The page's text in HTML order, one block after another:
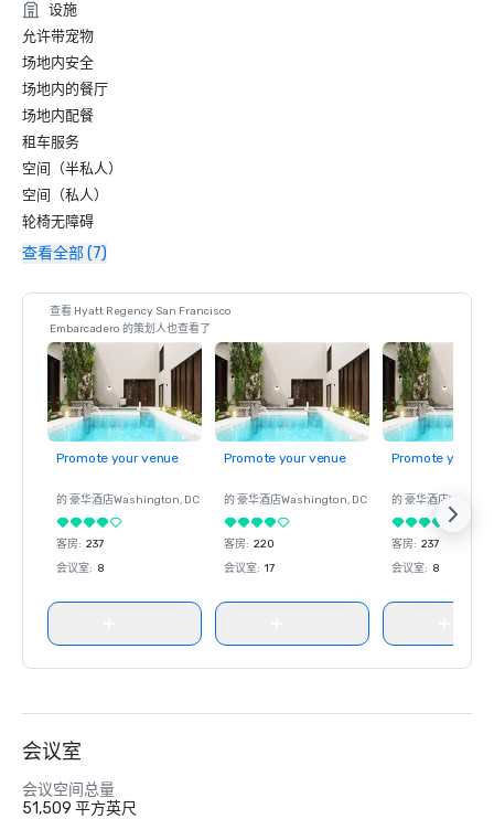
设施
允许带宠物
场地内安全
场地内的餐厅
场地内配餐
租车服务
空间（半私人）
空间（私人）
轮椅无障碍
查看全部 (7)
查看 Hyatt Regency San Francisco
Embarcadero 的策划人也查看了
Promote your venue
的 豪华酒店Washington, DC
客房: 237
会议室: 8
Promote your venue
的 豪华酒店Washington, DC
客房: 220
会议室: 17
Promote your
的 豪华酒店
客房: 237
会议室: 8
会议室
会议空间总量
51,509 平方英尺